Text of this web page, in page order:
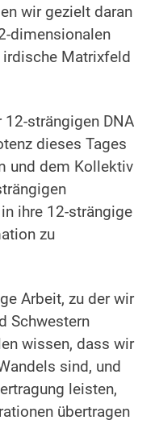
wir gezielt daran
dimensionalen
irdische Matrixfeld
strängigen DNA
dieses Tages
und dem Kollektiv
ihre 12-strängige
zu
Arbeit, zu der wir
Schwestern
wissen, dass wir
sind, und
leisten,
übertragen